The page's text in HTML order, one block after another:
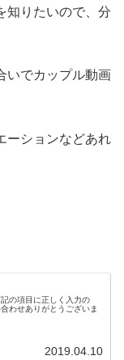
知りたいので、分
いでカップル動画
ーションなどあれ
の項目に正しく入力の
わせありがとうございま
2019.04.10